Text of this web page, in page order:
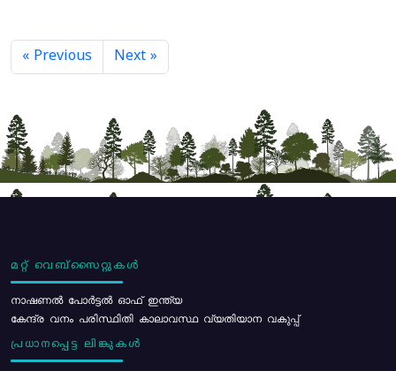
« Previous Next »
മറ്റ് വെബ്സൈറ്റുകൾ
നാഷണൽ പോർട്ടൽ ഓഫ് ഇന്ത്യ
കേന്ദ്ര വനം പരിസ്ഥിതി കാലാവസ്ഥ വ്യതിയാന വകുപ്പ്
പ്രധാനപ്പെട്ട ലിങ്കുകൾ